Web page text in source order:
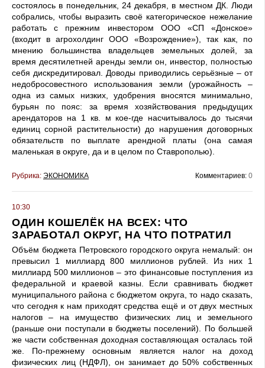
состоялось в понедельник, 24 декабря, в местном ДК. Люди
собрались, чтобы выразить своё категорическое нежелание
работать с прежним инвестором ООО «СП «Донское»
(входит в агрохолдинг ООО «Возрождение»), так как, по
мнению большинства владельцев земельных долей, за
время десятилетней аренды земли он, инвестор, полностью
себя дискредитировал. Доводы приводились серьёзные – от
недобросовестного использования земли (урожайность –
одна из самых низких, удобрения вносятся минимально,
бурьян по пояс: за время хозяйствования предыдущих
арендаторов на 1 кв. м кое-где насчитывалось до тысячи
единиц сорной растительности) до нарушения договорных
обязательств по выплате арендной платы (она самая
маленькая в округе, да и в целом по Ставрополью).
Рубрика: ЭКОНОМИКА Комментариев: 0
10:30
ОДИН КОШЕЛЁК НА ВСЕХ: ЧТО
ЗАРАБОТАЛ ОКРУГ, НА ЧТО ПОТРАТИЛ
Объём бюджета Петровского городского округа немалый: он
превысил 1 миллиард 800 миллионов рублей. Из них 1
миллиард 500 миллионов – это финансовые поступления из
федеральной и краевой казны. Если сравнивать бюджет
муниципального района с бюджетом округа, то надо сказать,
что сегодня к нам приходят средства ещё и от двух местных
налогов – на имущество физических лиц и земельного
(раньше они поступали в бюджеты поселений). По большей
же части собственная доходная составляющая осталась той
же. По-прежнему основным является налог на доход
физических лиц (НДФЛ), он занимает до 50% собственных